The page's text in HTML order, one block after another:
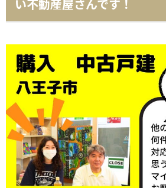
い不動産屋さんです！